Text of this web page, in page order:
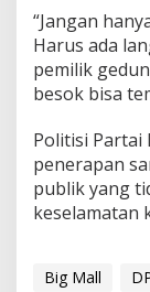
“Jangan
Harus ada
pemilik
besok bisa
Politisi
penerapan
publik yang
keselamatan
Big Mall